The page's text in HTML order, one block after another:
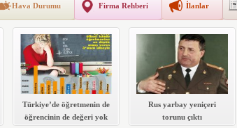
Hava Durumu Firma Rehberi İlanlar
Türkiye’de öğretmenin de
öğrencinin de değeri yok
Rus yarbay yeniçeri
torunu çıktı